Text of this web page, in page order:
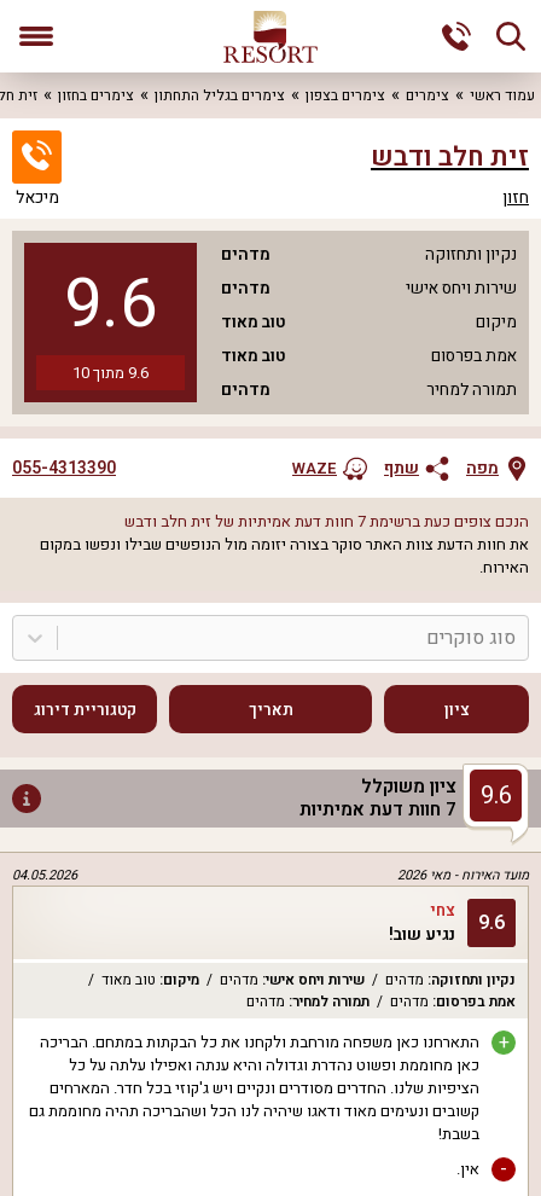
עמוד ראשי צימרים צימרים בצפון צימרים בגליל התחתון צימרים בחזון זית
זית חלב ודבש
חזון מיכאל
נקיון ותחזוקה
מדהים
שירות ויחס אישי
מדהים
מיקום
טוב מאוד
אמת בפרסום
טוב מאוד
תמורה למחיר
מדהים
9.6
9.6 מתוך10
מפה שתף WAZE
055-4313390
הנכם צופים כעת ברשימת7 חוות דעת אמיתיות של זית חלב ודבש
את חוות הדעת צוות האתר סוקר בצורה יזומה מול הנופשים שבילו ונפשו במקום
האירוח.
סוג סוקרים
ציון תאריך קטגוריית דירוג
9.6
ציון משוקלל
7 חוות דעת אמיתיות
מועד האירוח -מאי 2026 04.05.2026
9.6 צחי
נגיע שוב!
נקיון ותחזוקה: מדהים שירות ויחס אישי: מדהים מיקום: טוב מאוד
אמת בפרסום: מדהים תמורה למחיר: מדהים
+
התארחנו כאן משפחה מורחבת ולקחנו את כל הבקתות במתחם. הבריכה
כאן מחוממת ופשוט נהדרת וגדולה והיא ענתה ואפילו עלתה על כל
הציפיות שלנו. החדרים מסודרים ונקיים ויש ג'קוזי בכל חדר. המארחים
קשובים ונעימים מאוד ודאגו שיהיה לנו הכל ושהבריכה תהיה מחוממת גם
בשבת!
- אין.